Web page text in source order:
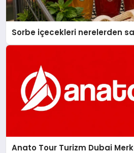
Sorbe içecekleri nerelerden
Anato Tour Turizm Dubai